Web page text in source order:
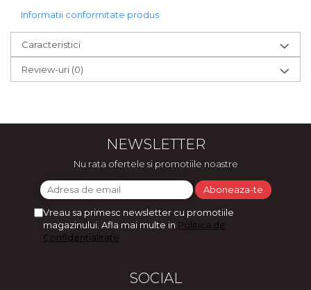
Informatii conformitate produs
Caracteristici
Review-uri (0)
NEWSLETTER
Nu rata ofertele si promotiile noastre
Vreau sa primesc newsletter cu promotiile
magazinului. Afla mai multe in Politica de
Confidentialitate
SOCIAL